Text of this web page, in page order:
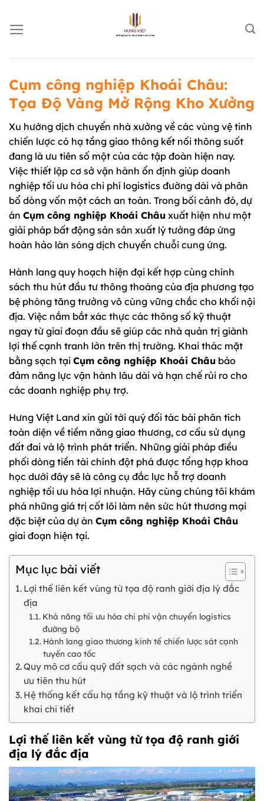
đến
nội
Cụm công nghiệp Khoái Châu:
Tọa Độ Vàng Mở Rộng Kho Xưởng
Xu hướng dịch chuyển nhà xưởng về các vùng vệ tinh
chiến lược có hạ tầng giao thông kết nối thông suốt
đang là ưu tiên số một của các tập đoàn hiện nay.
Việc thiết lập cơ sở vận hành ổn định giúp doanh
nghiệp tối ưu hóa chi phí logistics đường dài và phân
bổ dòng vốn một cách an toàn. Trong bối cảnh đó, dự
án Cụm công nghiệp Khoái Châu xuất hiện như một
giải pháp bất động sản sản xuất lý tưởng đáp ứng
hoàn hảo làn sóng dịch chuyển chuỗi cung ứng.
Hành lang quy hoạch hiện đại kết hợp cùng chính
sách thu hút đầu tư thông thoáng của địa phương tạo
bệ phóng tăng trưởng vô cùng vững chắc cho khối nội
địa. Việc nắm bắt xác thực các thông số kỹ thuật
ngay từ giai đoạn đầu sẽ giúp các nhà quản trị giành
lợi thế cạnh tranh lớn trên thị trường. Khai thác mặt
bằng sạch tại Cụm công nghiệp Khoái Châu bảo
đảm năng lực vận hành lâu dài và hạn chế rủi ro cho
các doanh nghiệp phụ trợ.
Hưng Việt Land xin gửi tới quý đối tác bài phân tích
toàn diện về tiềm năng giao thương, cơ cấu sử dụng
đất đai và lộ trình phát triển. Những giải pháp điều
phối dòng tiền tài chính đột phá được tổng hợp khoa
học dưới đây sẽ là công cụ đắc lực hỗ trợ doanh
nghiệp tối ưu hóa lợi nhuận. Hãy cùng chúng tôi khám
phá những giá trị cốt lõi làm nên sức hút thương mại
đặc biệt của dự án Cụm công nghiệp Khoái Châu
giai đoạn hiện tại.
Mục lục bài viết
Lợi thế liên kết vùng từ tọa độ ranh giới địa lý đắc
địa
Khả năng tối ưu hóa chi phí vận chuyển logistics
đường bộ
Hành lang giao thương kinh tế chiến lược sát cạnh
tuyến cao tốc
Quy mô cơ cấu quỹ đất sạch và các ngành nghề
ưu tiên thu hút
Hệ thống kết cấu hạ tầng kỹ thuật và lộ trình triển
khai chi tiết
Lợi thế liên kết vùng từ tọa độ ranh giới
địa lý đắc địa